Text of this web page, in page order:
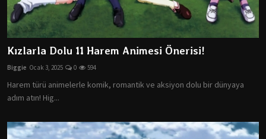
Anime Karakterleri
Testler
Dizi & Film
Öneriler
Kızlarla Dolu 11 Harem Animesi Önerisi!
Biggie Ocak 3, 2025 0 594
Harem türü animelerle komik, romantik ve aksiyon dolu bir dünyaya
adım atın! Hig...